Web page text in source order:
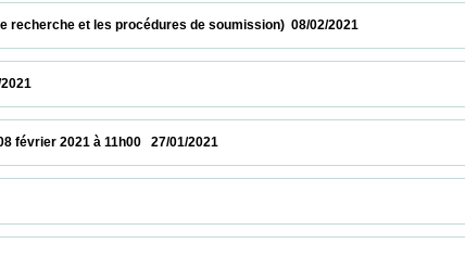
de recherche et les procédures de soumission)  08/02/2021
03/02/2021
et le 08 février 2021 à 11h00   27/01/2021
01/2021